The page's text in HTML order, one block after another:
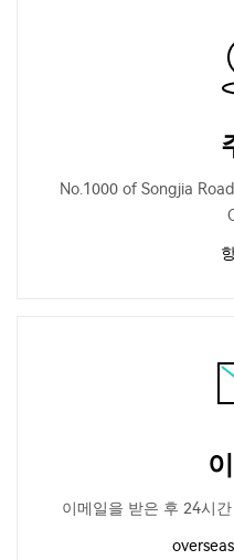
No.1000 of Songjia
이메일을 받은 후 24시